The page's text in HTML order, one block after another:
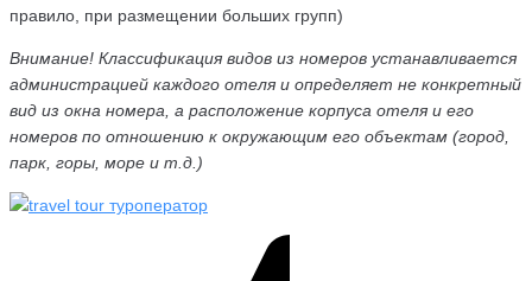
правило, при размещении больших групп)
Внимание! Классификация видов из номеров устанавливается
администрацией каждого отеля и определяет не конкретный
вид из окна номера, а расположение корпуса отеля и его
номеров по отношению к окружающим его объектам (город,
парк, горы, море и т.д.)